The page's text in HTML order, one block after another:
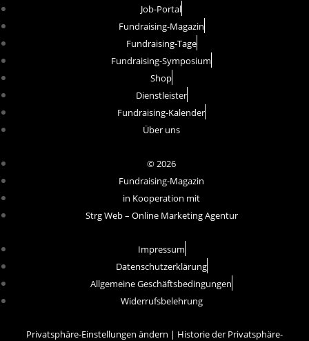
Job-Portal
Fundraising-Magazin
Fundraising-Tage
Fundraising-Symposium
Shop
Dienstleister
Fundraising-Kalender
Über uns
© 2026
Fundraising-Magazin
in Kooperation mit
Strg Web – Online Marketing Agentur
Impressum
Datenschutzerklärung
Allgemeine Geschäftsbedingungen
Widerrufsbelehrung
Privatsphäre-Einstellungen ändern | Historie der Privatsphäre-